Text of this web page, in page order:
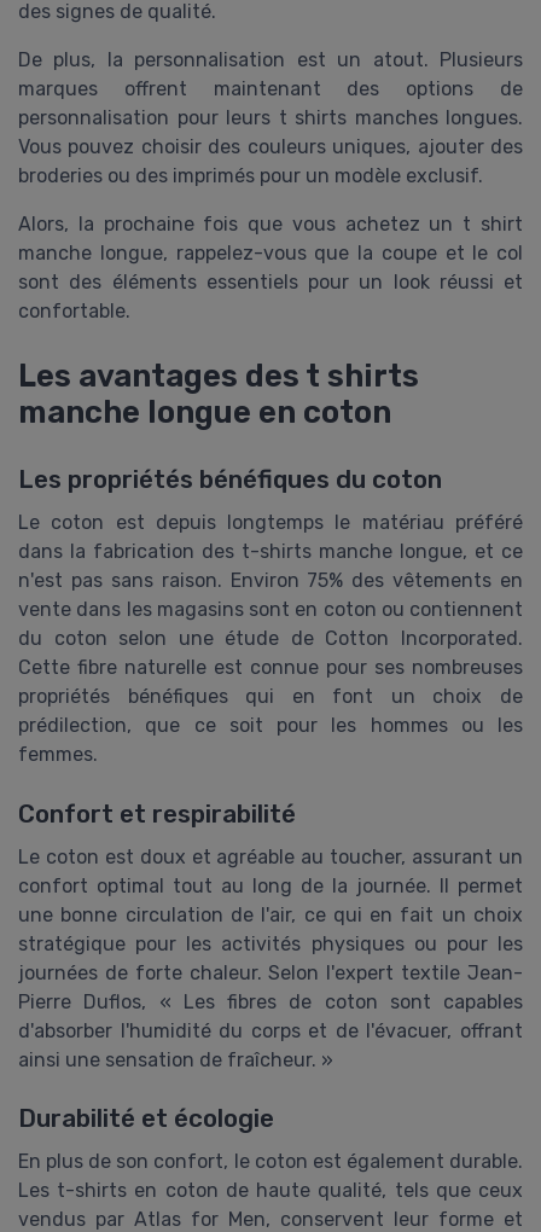
des signes de qualité.
De plus, la personnalisation est un atout. Plusieurs
marques offrent maintenant des options de
personnalisation pour leurs t shirts manches longues.
Vous pouvez choisir des couleurs uniques, ajouter des
broderies ou des imprimés pour un modèle exclusif.
Alors, la prochaine fois que vous achetez un t shirt
manche longue, rappelez-vous que la coupe et le col
sont des éléments essentiels pour un look réussi et
confortable.
Les avantages des t shirts
manche longue en coton
Les propriétés bénéfiques du coton
Le coton est depuis longtemps le matériau préféré
dans la fabrication des t-shirts manche longue, et ce
n'est pas sans raison. Environ 75% des vêtements en
vente dans les magasins sont en coton ou contiennent
du coton selon une étude de Cotton Incorporated.
Cette fibre naturelle est connue pour ses nombreuses
propriétés bénéfiques qui en font un choix de
prédilection, que ce soit pour les hommes ou les
femmes.
Confort et respirabilité
Le coton est doux et agréable au toucher, assurant un
confort optimal tout au long de la journée. Il permet
une bonne circulation de l'air, ce qui en fait un choix
stratégique pour les activités physiques ou pour les
journées de forte chaleur. Selon l'expert textile Jean-
Pierre Duflos, « Les fibres de coton sont capables
d'absorber l'humidité du corps et de l'évacuer, offrant
ainsi une sensation de fraîcheur. »
Durabilité et écologie
En plus de son confort, le coton est également durable.
Les t-shirts en coton de haute qualité, tels que ceux
vendus par Atlas for Men, conservent leur forme et